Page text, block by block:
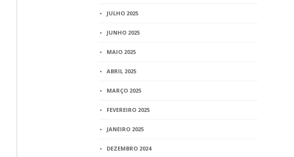
JULHO 2025
JUNHO 2025
MAIO 2025
ABRIL 2025
MARÇO 2025
FEVEREIRO 2025
JANEIRO 2025
DEZEMBRO 2024